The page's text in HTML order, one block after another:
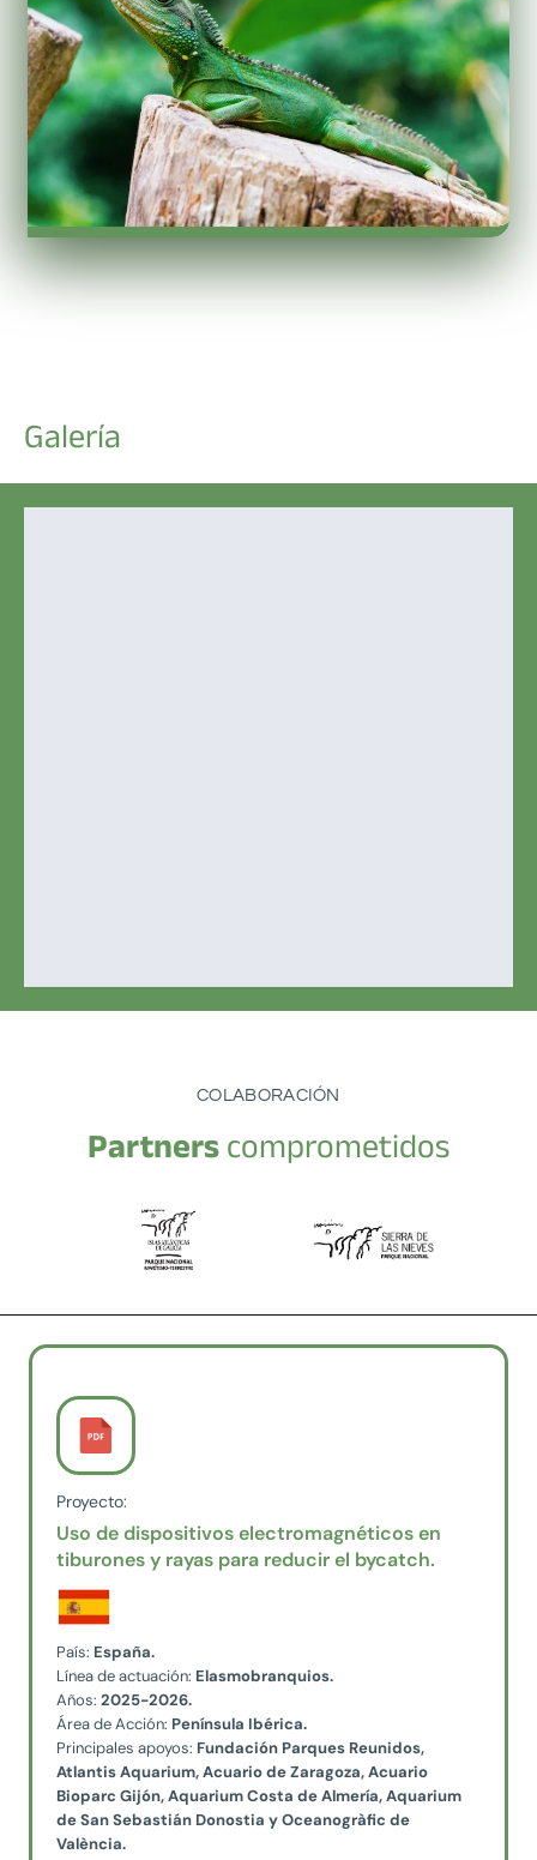
Galería
COLABORACIÓN
Partners comprometidos
Proyecto:
Uso de dispositivos electromagnéticos en
tiburones y rayas para reducir el bycatch.
País: España.
Línea de actuación: Elasmobranquios.
Años: 2025-2026.
Área de Acción: Península Ibérica.
Principales apoyos: Fundación Parques Reunidos,
Atlantis Aquarium, Acuario de Zaragoza, Acuario
Bioparc Gijón, Aquarium Costa de Almería,Aquarium
de San Sebastián Donostia y Oceanogràfic de
València.